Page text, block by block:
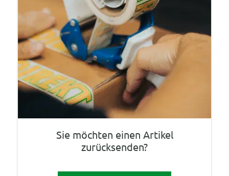
Sie möchten einen Artikel
zurücksenden?